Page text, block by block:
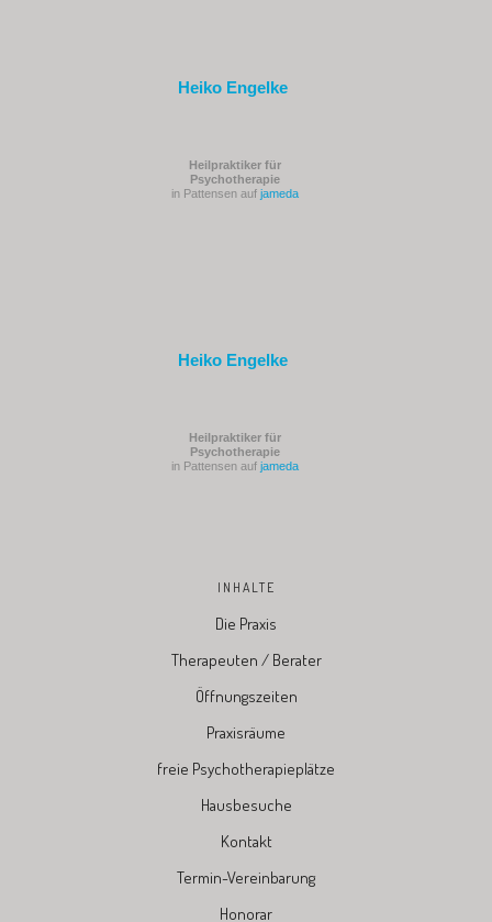
Heiko Engelke
Heilpraktiker für
Psychotherapie
in Pattensen auf jameda
Heiko Engelke
Heilpraktiker für
Psychotherapie
in Pattensen auf jameda
INHALTE
Die Praxis
Therapeuten / Berater
Öffnungszeiten
Praxisräume
freie Psychotherapieplätze
Hausbesuche
Kontakt
Termin-Vereinbarung
Honorar